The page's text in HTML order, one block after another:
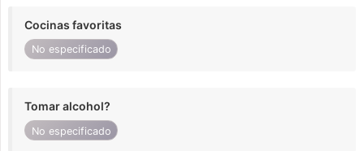
Cocinas favoritas
No especificado
Tomar alcohol?
No especificado